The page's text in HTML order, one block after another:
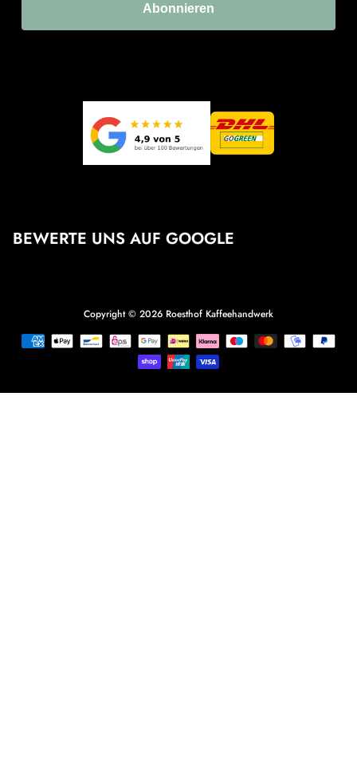
Abonnieren
BEWERTE UNS AUF GOOGLE
Copyright © 2026 Roesthof Kaffeehandwerk
Zahlungsmethoden